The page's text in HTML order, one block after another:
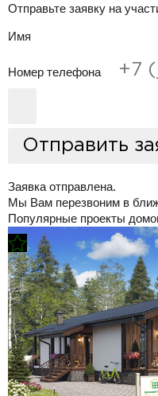
Отправьте заявку на
Имя
Номер телефона
Заявка отправлена.
Мы Вам перезвоним в
Популярные проекты